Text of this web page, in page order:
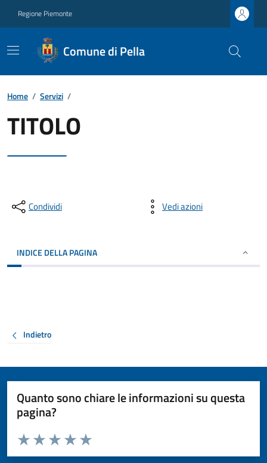
Regione Piemonte
Comune di Pella
Home / Servizi /
TITOLO
Condividi Vedi azioni
INDICE DELLA PAGINA
Indietro
Quanto sono chiare le informazioni su questa
pagina?
Valuta da 1 a 5 stelle la pagina
Valuta 5 stelle su 5
Valuta 4 stelle su 5
Valuta 3 stelle su 5
Valuta 2 stelle su 5
Valuta 1 stelle su 5